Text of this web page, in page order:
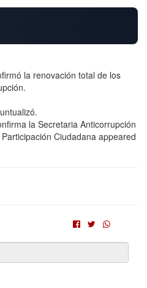
la renovación total de los
la Secretaria Anticorrupción
Ciudadana appeared